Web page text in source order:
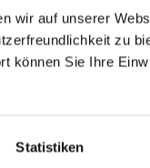
wir auf unserer
zu
können Sie Ihre
Statistiken